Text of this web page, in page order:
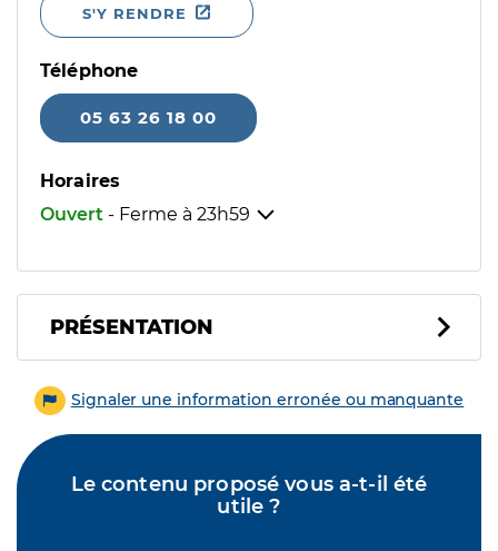
S'Y RENDRE
Téléphone
05 63 26 18 00
Horaires
Ouvert - Ferme à 23h59
PRÉSENTATION
Signaler une information erronée ou manquante
Le contenu proposé vous a-t-il été
utile ?